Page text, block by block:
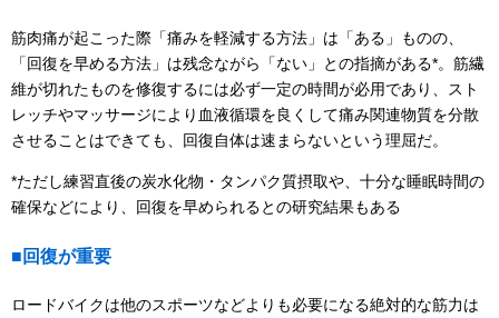
筋肉痛が起こった際「痛みを軽減する方法」は「ある」ものの、
「回復を早める方法」は残念ながら「ない」との指摘がある*。筋繊
維が切れたものを修復するには必ず一定の時間が必用であり、スト
レッチやマッサージにより血液循環を良くして痛み関連物質を分散
させることはできても、回復自体は速まらないという理屈だ。
*ただし練習直後の炭水化物・タンパク質摂取や、十分な睡眠時間の
確保などにより、回復を早められるとの研究結果もある
■回復が重要
ロードバイクは他のスポーツなどよりも必要になる絶対的な筋力は